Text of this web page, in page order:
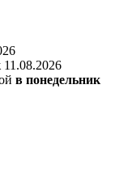
11.08.2026
в понедельник